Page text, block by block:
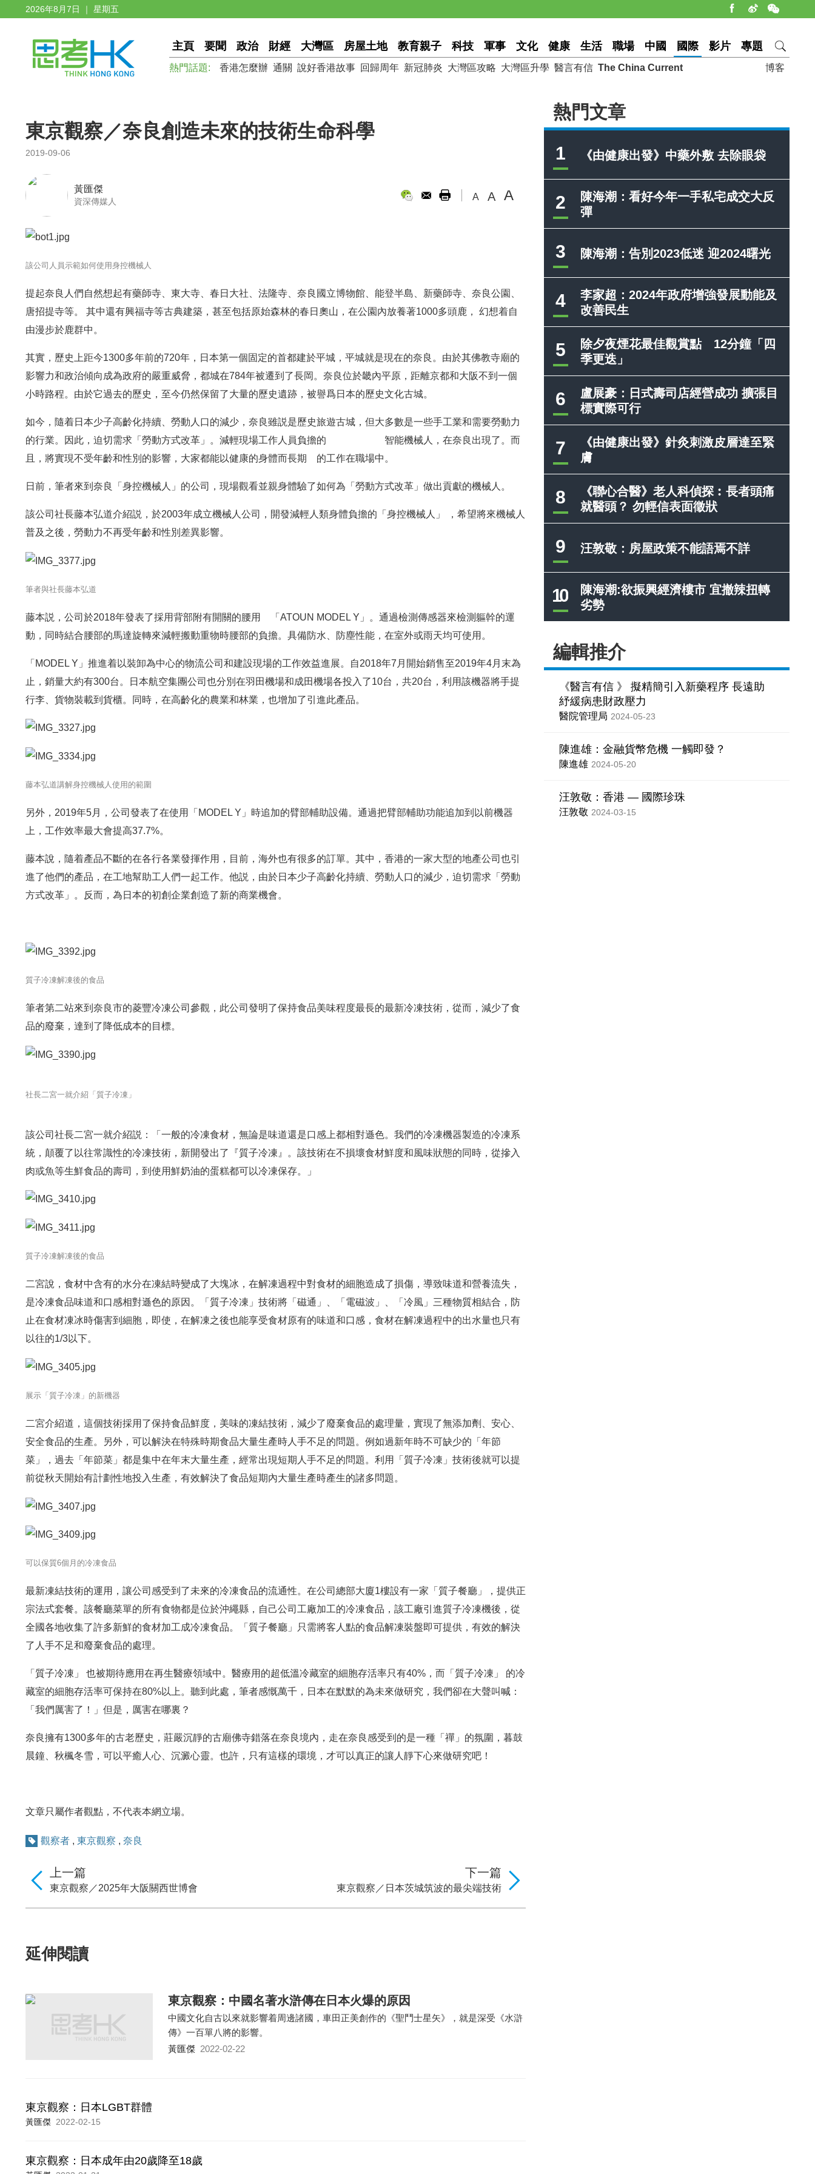
2026年8月7日 ｜ 星期五
主頁 要聞 政治 財經 大灣區 房屋土地 教育親子 科技 軍事 文化 健康 生活 職場 中國 國際 影片 專題
博客
熱門話題: 香港怎麼辦 通關 說好香港故事 回歸周年 新冠肺炎 大灣區攻略 大灣區升學 醫言有信 The China Current
熱門文章
1 《由健康出發》中藥外敷 去除眼袋
2
陳海潮：看好今年一手私宅成交大反
彈
3 陳海潮：告別2023低迷 迎2024曙光
4
李家超：2024年政府增強發展動能及
改善民生
5
除夕夜煙花最佳觀賞點 12分鐘「四
季更迭」
6
盧展豪：日式壽司店經營成功 擴張目
標實際可行
7
《由健康出發》針灸刺激皮層達至緊
膚
8
《聯心合醫》老人科偵探︰長者頭痛
就醫頭？ 勿輕信表面徵狀
9 汪敦敬：房屋政策不能語焉不詳
10
陳海潮:欲振興經濟樓市 宜撤辣扭轉
劣勢
編輯推介
《醫言有信 》 擬精簡引入新藥程序 長遠助
紓緩病患財政壓力
醫院管理局 2024-05-23
陳進雄：金融貨幣危機 一觸即發？
陳進雄 2024-05-20
汪敦敬：香港 — 國際珍珠
汪敦敬 2024-03-15
東京觀察／奈良創造未來的技術生命科學
2019-09-06
黃匯傑
資深傳媒人 A A A
該公司人員示範如何使用身控機械人
提起奈良人們自然想起有藥師寺、東大寺、春日大社、法隆寺、奈良國立博物館、能登半島、新藥師寺、奈良公園、
唐招提寺等。 其中還有興福寺等古典建築，甚至包括原始森林的春日奧山，在公園內放養著1000多頭鹿， 幻想着自
由漫步於鹿群中。
其實，歷史上距今1300多年前的720年，日本第一個固定的首都建於平城，平城就是現在的奈良。由於其佛教寺廟的
影響力和政治傾向成為政府的嚴重威脅，都城在784年被遷到了長岡。奈良位於畿內平原，距離京都和大阪不到一個
小時路程。由於它過去的歷史，至今仍然保留了大量的歷史遺跡，被譽爲日本的歷史文化古城。
如今，隨着日本少子高齡化持續、勞動人口的減少，奈良雖説是歷史旅遊古城，但大多數是一些手工業和需要勞動力
的行業。因此，迫切需求「勞動方式改革」。減輕現場工作人員負擔的゚゙゙゙゙゙智能機械人，在奈良出現了。而
且，將實現不受年齡和性別的影響，大家都能以健康的身體而長期゙的工作在職場中。
日前，筆者來到奈良「身控機械人」的公司，現場觀看並親身體驗了如何為「勞動方式改革」做出貢獻的機械人。
該公司社長藤本弘道介紹説，於2003年成立機械人公司，開發減輕人類身體負擔的「身控機械人」 ，希望將來機械人
普及之後，勞動力不再受年齡和性別差異影響。
筆者與社長藤本弘道
藤本説，公司於2018年發表了採用背部附有開關的腰用゙「ATOUN MODEL Y」。通過檢測傳感器來檢測軀幹的運
動，同時結合腰部的馬達旋轉來減輕搬動重物時腰部的負擔。具備防水、防塵性能，在室外或雨天均可使用。
「MODEL Y」推進着以裝卸為中心的物流公司和建設現場的工作效益進展。自2018年7月開始銷售至2019年4月末為
止，銷量大約有300台。日本航空集團公司也分別在羽田機場和成田機場各投入了10台，共20台，利用該機器將手提
行李、貨物裝載到貨櫃。同時，在高齡化的農業和林業，也增加了引進此產品。
藤本弘道講解身控機械人使用的範圍
另外，2019年5月，公司發表了在使用「MODEL Y」時追加的臂部輔助設備。通過把臂部輔助功能追加到以前機器
上，工作效率最大會提高37.7%。
藤本說，隨着產品不斷的在各行各業發揮作用，目前，海外也有很多的訂單。其中，香港的一家大型的地產公司也引
進了他們的產品，在工地幫助工人們一起工作。他説，由於日本少子高齡化持續、勞動人口的減少，迫切需求「勞動
方式改革」。反而，為日本的初創企業創造了新的商業機會。
質子冷凍解凍後的食品
筆者第二站來到奈良市的菱豐冷凍公司參觀，此公司發明了保持食品美味程度最長的最新冷凍技術，從而，減少了食
品的廢棄，達到了降低成本的目標。
社長二宮一就介紹「質子冷凍」
該公司社長二宮一就介紹説：「一般的冷凍食材，無論是味道還是口感上都相對遜色。我們的冷凍機器製造的冷凍系
統，顛覆了以往常識性的冷凍技術，新開發出了『質子冷凍』。該技術在不損壞食材鮮度和風味狀態的同時，從摻入
肉或魚等生鮮食品的壽司，到使用鮮奶油的蛋糕都可以冷凍保存。」
質子冷凍解凍後的食品
二宮說，食材中含有的水分在凍結時變成了大塊冰，在解凍過程中對食材的細胞造成了損傷，導致味道和營養流失，
是冷凍食品味道和口感相對遜色的原因。「質子冷凍」技術將「磁通」、「電磁波」、「冷風」三種物質相結合，防
止在食材凍冰時傷害到細胞，即使，在解凍之後也能享受食材原有的味道和口感，食材在解凍過程中的出水量也只有
以往的1/3以下。
展示「質子冷凍」的新機器
二宮介紹道，這個技術採用了保持食品鮮度，美味的凍結技術，減少了廢棄食品的處理量，實現了無添加劑、安心、
安全食品的生產。另外，可以解決在特殊時期食品大量生產時人手不足的問題。例如過新年時不可缺少的「年節
菜」，過去「年節菜」都是集中在年末大量生產，經常出現短期人手不足的問題。利用「質子冷凍」技術後就可以提
前從秋天開始有計劃性地投入生產，有效解決了食品短期內大量生產時產生的諸多問題。
可以保質6個月的冷凍食品
最新凍結技術的運用，讓公司感受到了未來的冷凍食品的流通性。在公司總部大廈1樓設有一家「質子餐廳」，提供正
宗法式套餐。該餐廳菜單的所有食物都是位於沖繩縣，自己公司工廠加工的冷凍食品，該工廠引進質子冷凍機後，從
全國各地收集了許多新鮮的食材加工成冷凍食品。「質子餐廳」只需將客人點的食品解凍裝盤即可提供，有效的解決
了人手不足和廢棄食品的處理。
「質子冷凍」 也被期待應用在再生醫療領域中。醫療用的超低溫冷藏室的細胞存活率只有40%，而「質子冷凍」 的冷
藏室的細胞存活率可保持在80%以上。聽到此處，筆者感慨萬千，日本在默默的為未來做研究，我們卻在大聲叫喊：
「我們厲害了！」但是，厲害在哪裏？
奈良擁有1300多年的古老歷史，莊嚴沉靜的古廟佛寺錯落在奈良境內，走在奈良感受到的是一種「禪」的氛圍，暮鼓
晨鐘、秋楓冬雪，可以平癒人心、沉澱心靈。也許，只有這樣的環境，才可以真正的讓人靜下心來做研究吧！
文章只屬作者觀點，不代表本網立場。
觀察者 , 東京觀察 , 奈良
下一篇
東京觀察／日本茨城筑波的最尖端技術
上一篇
東京觀察／2025年大阪關西世博會
延伸閱讀
東京觀察：中國名著水滸傳在日本火爆的原因
中國文化自古以來就影響着周邊諸國，車田正美創作的《聖鬥士星矢》，就是深受《水滸
傳》一百單八將的影響。
黃匯傑 2022-02-22
東京觀察：日本LGBT群體
黃匯傑 2022-02-15
東京觀察：日本成年由20歲降至18歲